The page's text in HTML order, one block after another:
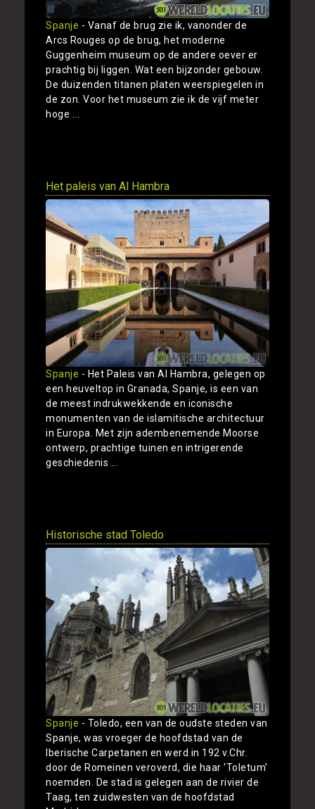
Spanje - Vanaf de brug zie ik, vanonder de
Arcs Rouges op de brug, het moderne
Guggenheim museum op de andere oever er
prachtig bij liggen. Wat een bijzonder gebouw.
De duizenden titanen platen weerspiegelen in
de zon. Voor het museum zie ik de vijf meter
hoge ...
Het paleis van Al Hambra
Spanje - Het Paleis van Al Hambra, gelegen op
een heuveltop in Granada, Spanje, is een van
de meest indrukwekkende en iconische
monumenten van de islamitische architectuur
in Europa. Met zijn adembenemende Moorse
ontwerp, prachtige tuinen en intrigerende
geschiedenis ...
Historische stad Toledo
Spanje - Toledo, een van de oudste steden van
Spanje, was vroeger de hoofdstad van de
Iberische Carpetanen en werd in 192 v.Chr.
door de Romeinen veroverd, die haar 'Toletum'
noemden. De stad is gelegen aan de rivier de
Taag, ten zuidwesten van de hoofdstad